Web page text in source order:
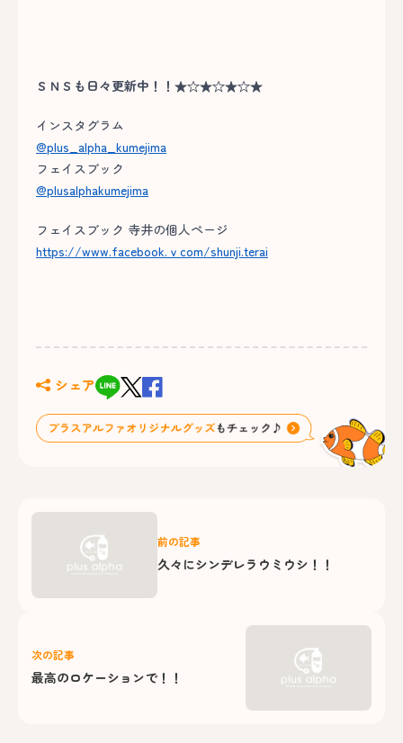
ＳＮＳも日々更新中！！★☆★☆★☆★
インスタグラム
@plus_alpha_kumejima
フェイスブック
@plusalphakumejima
フェイスブック 寺井の個人ページ
https://www.facebook.ｖcom/shunji.terai
シェア
前の記事
久々にシンデレラウミウシ！！
次の記事
最高のロケーションで！！